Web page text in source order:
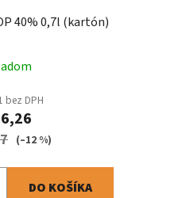
40% 0,7l (kartón)
bez DPH
(–12 %)
DO KOŠÍKA